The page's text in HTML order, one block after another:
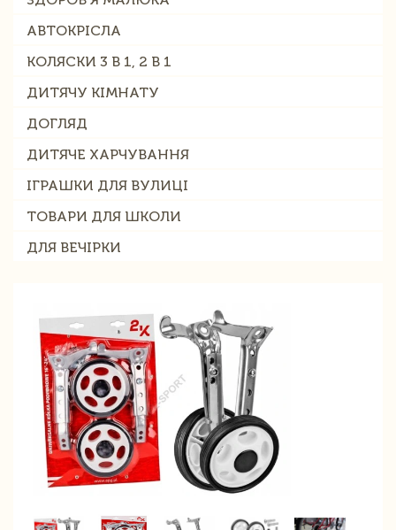
АВТОКРІСЛА
КОЛЯСКИ 3 В 1, 2 В 1
ДИТЯЧУ КІМНАТУ
ДОГЛЯД
ДИТЯЧЕ ХАРЧУВАННЯ
ІГРАШКИ ДЛЯ ВУЛИЦІ
ТОВАРИ ДЛЯ ШКОЛИ
ДЛЯ ВЕЧІРКИ